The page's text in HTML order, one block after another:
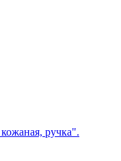
ручка".